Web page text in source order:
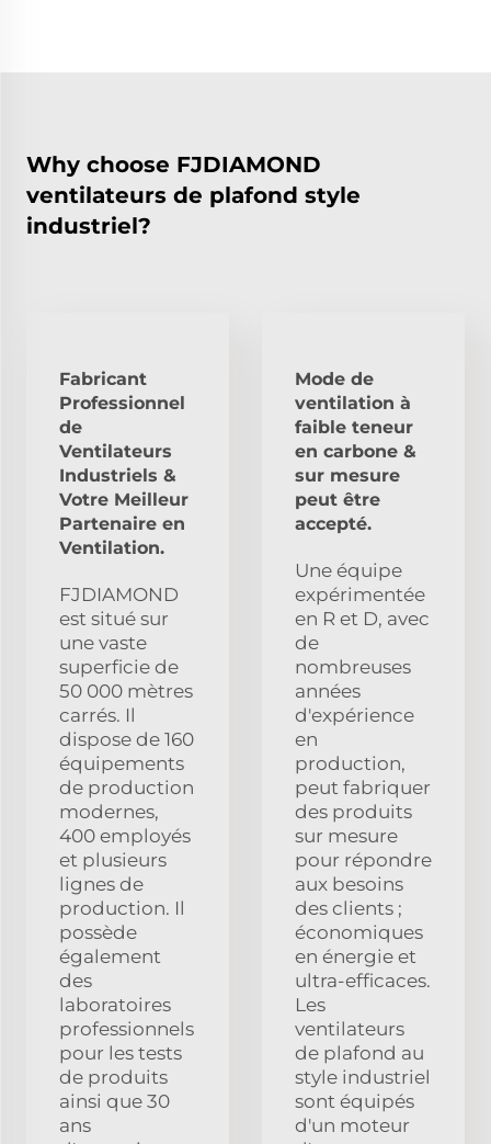
Why choose FJDIAMOND
ventilateurs de plafond style
industriel?
Fabricant
Professionnel
de
Ventilateurs
Industriels &
Votre Meilleur
Partenaire en
Ventilation.
FJDIAMOND
est situé sur
une vaste
superficie de
50 000 mètres
carrés. Il
dispose de 160
équipements
de production
modernes,
400 employés
et plusieurs
lignes de
production. Il
possède
également
des
laboratoires
professionnels
pour les tests
de produits
ainsi que 30
ans
Mode de
ventilation à
faible teneur
en carbone &
sur mesure
peut être
accepté.
Une équipe
expérimentée
en R et D, avec
de
nombreuses
années
d'expérience
en
production,
peut fabriquer
des produits
sur mesure
pour répondre
aux besoins
des clients ;
économiques
en énergie et
ultra-efficaces.
Les
ventilateurs
de plafond au
style industriel
sont équipés
d'un moteur